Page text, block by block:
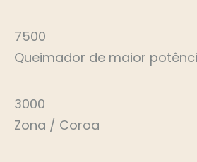
7500
Queimador de maior
3000
Zona / Coroa